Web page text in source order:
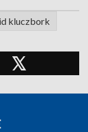
kluczbork